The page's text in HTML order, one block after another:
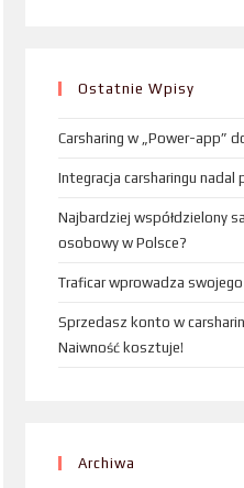
Ostatnie Wpisy
Carsharing w „Power-app”
Integracja carsharingu nadal
Najbardziej współdzielony
osobowy w Polsce?
Traficar wprowadza swojego
Sprzedasz konto w
Naiwność kosztuje!
Archiwa